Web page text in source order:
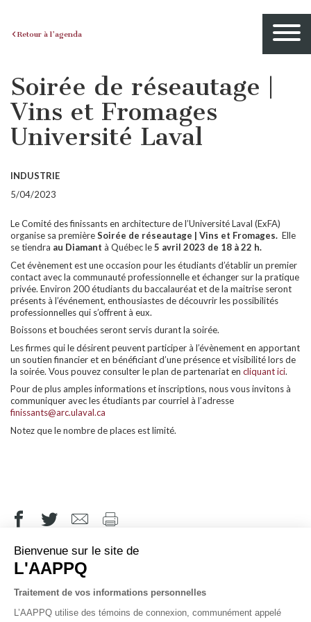
Retour à l'agenda
Soirée de réseautage |
Vins et Fromages
Université Laval
INDUSTRIE
5/04/2023
Le Comité des finissants en architecture de l’Université Laval (ExFA)
organise sa premièreSoirée de réseautage | Vins et Fromages. Elle
se tiendra au Diamant à Québec le5 avril 2023 de 18 à 22 h.
Cet évènement est une occasion pour les étudiants d’établir un premier
contact avec la communauté professionnelle et échanger sur la pratique
privée. Environ 200 étudiants du baccalauréat et de la maitrise seront
présents à l’événement, enthousiastes de découvrir les possibilités
professionnelles qui s’offrent à eux.
Boissons et bouchées seront servis durant la soirée.
Les firmes qui le désirent peuvent participer à l’évènement en apportant
un soutien financier et en bénéficiant d’une présence et visibilité lors de
la soirée. Vous pouvez consulter le plan de partenariat en cliquant ici.
Pour de plus amples informations et inscriptions, nous vous invitons à
communiquer avec les étudiants par courriel à l’adresse
finissants@arc.ulaval.ca
Notez que le nombre de places est limité.